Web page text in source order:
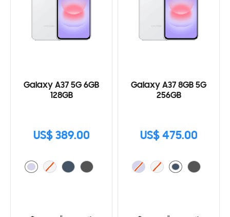
Galaxy A37 5G 6GB
128GB
US$ 389.00
Galaxy A37 8GB 5G
256GB
US$ 475.00